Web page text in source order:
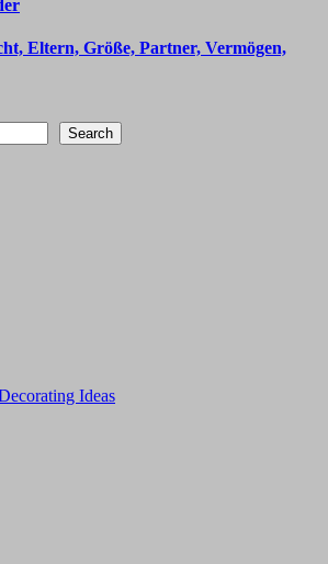
Eltern, Größe, Partner, Vermögen,
Search
Ideas